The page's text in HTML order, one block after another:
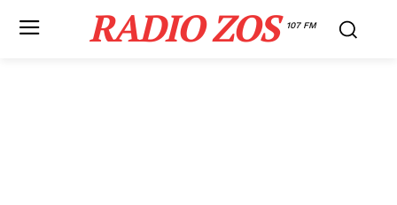
RADIO ZOS 107 FM